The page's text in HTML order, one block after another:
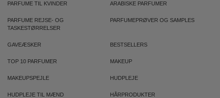
PARFUME TIL KVINDER ARABISKE PARFUMER
PARFUME REJSE- OG
TASKESTØRRELSER
PARFUMEPRØVER OG SAMPLES
GAVEÆSKER BESTSELLERS
TOP 10 PARFUMER MAKEUP
MAKEUPSPEJLE HUDPLEJE
HUDPLEJE TIL MÆND HÅRPRODUKTER